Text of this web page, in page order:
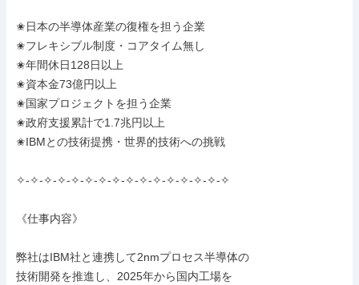
✬日本の半導体産業の復権を担う企業
✬フレキシブル制度・コアタイム無し
✬年間休日128日以上
✬資本金73億円以上
✬国家プロジェクトを担う企業
✬政府支援累計で1.7兆円以上
✬IBMとの技術提携・世界的技術への挑戦
✧-✧-✧-✧-✧-✧-✧-✧-✧-✧-✧-✧-✧-✧-✧-✧
《仕事内容》
弊社はIBM社と連携して2nmプロセス半導体の
技術開発を推進し、2025年から国内工場を